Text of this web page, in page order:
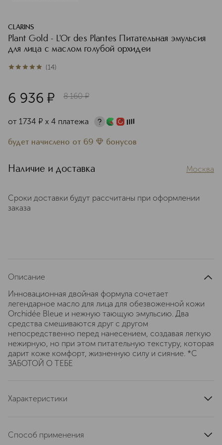
CLARINS
Plant Gold - L'Or des Plantes Питательная эмульсия
для лица с маслом голубой орхидеи
5из 514 (14)
6 936 ¤ 8 160 ¤
от 1734 ¤ х 4 платежа
будет начислено от 69 бонусов
Наличие и доставка Москва
Сроки доставки будут рассчитаны при оформлении
заказа
Описание
Инновационная двойная формула сочетает
легендарное масло для лица для обезвоженной кожи
Orchidée Bleue и нежную тающую эмульсию. Два
средства смешиваются друг с другом
непосредственно перед нанесением, создавая легкую
нежирную, но при этом питательную текстуру, которая
дарит коже комфорт, жизненную силу и сияние. *С
ЗАБОТОЙ О ТЕБЕ
Характеристики
область применения
Способ применения